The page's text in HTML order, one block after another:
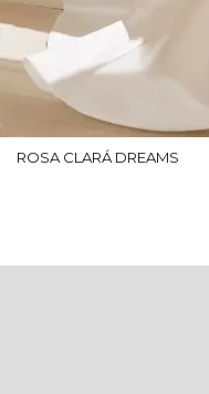
ROSA CLARÁ DREAMS